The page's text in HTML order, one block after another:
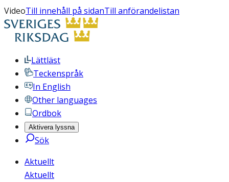
VideoTill innehåll på sidanTill anförandelistan
Lättläst
Teckenspråk
In English
Other languages
Ordbok
Aktivera lyssna
Sök
Aktuellt
Aktuellt